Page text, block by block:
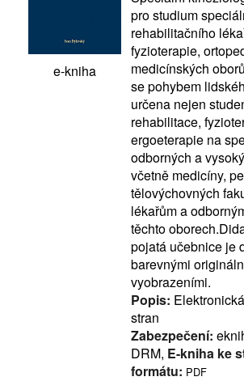
e-kniha
pro studium
rehabilitačního
fyzioterapie,
medicínských
se pohybem
určena nejen
rehabilitace,
ergoeterapie na
odborných a
včetně medicíny,
tělovýchovných
lékařům a
těchto
pojatá učebnice je
barevnými
vyobrazeními.
Popis:
stran
Zabezpečení:
DRM, E-kniha ke
formátu: PDF